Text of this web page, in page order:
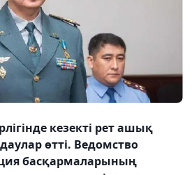
кезекті рет ашық
өтті. Ведомство
басқармаларының